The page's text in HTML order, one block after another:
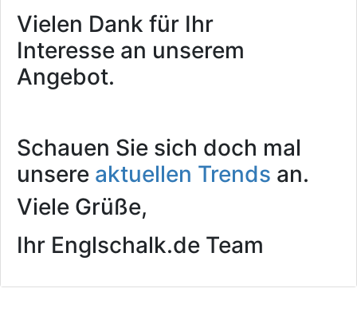
Vielen Dank für Ihr
Interesse an unserem
Angebot.
Schauen Sie sich doch mal
unsere aktuellen Trends an.
Viele Grüße,
Ihr Englschalk.de Team